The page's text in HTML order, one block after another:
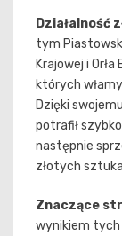
Działalność
tym
Krajowej i
których
Dzięki
potrafił
następnie
złotych
Znaczące
wynikiem tych